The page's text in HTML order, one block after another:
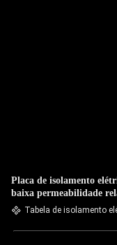
Placa de isolamento
baixa permeabilidade
Tabela de isolamento